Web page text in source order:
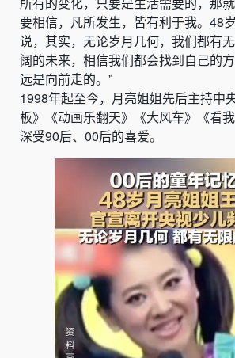
要相信，凡所发生，皆有利于我。48
说，其实，无论岁月几何，我们都有
阔的未来，相信我们都会找到自己的
远是向前走的。”
1998年起至今，月亮姐姐先后主持中
板》《动画乐翻天》《大风车》《看我
深受90后、00后的喜爱。